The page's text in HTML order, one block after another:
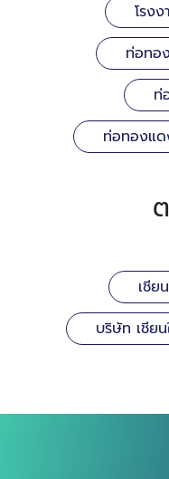
โรง
ท่อทอ
ท่
ท่อทองแ
เชีย
บริษัท เชีย